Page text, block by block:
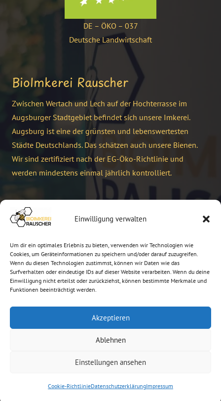
Einwilligung verwalten
Um dir ein optimales Erlebnis zu bieten, verwenden wir Technologien wie
Cookies, um Geräteinformationen zu speichern und/oder darauf zuzugreifen.
Wenn du diesen Technologien zustimmst, können wir Daten wie das
Surfverhalten oder eindeutige IDs auf dieser Website verarbeiten. Wenn du deine
Einwilligung nicht erteilst oder zurückziehst, können bestimmte Merkmale und
Funktionen beeinträchtigt werden.
Akzeptieren
Ablehnen
Einstellungen ansehen
Cookie-RichtlinieDatenschutzerklärungImpressum
DE – ÖKO – 037
Deutsche Landwirtschaft
BioImkerei Rauscher
Zwischen Wertach und Lech auf der Hochterrasse im
Augsburger Stadtgebiet befindet sich unsere Imkerei.
Augsburg ist eine der grünsten und lebenswertesten
Städte Deutschlands. Das schätzen auch unsere Bienen.
Wir sind zertifiziert nach der EG-Öko-Richtlinie und
werden mindestens einmal jährlich kontrolliert.
Kontakt
+49 821 7955104
Buchenländerstraße 15, 86199 Augsburg
besuche auch: www.peterrauscher.de
Datenschutz,AGB
© 2026 BioImkerei Rauscher